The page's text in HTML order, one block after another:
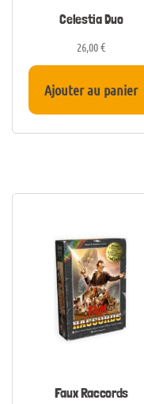
Celestia Duo
26,00€
Ajouter au panier
Faux Raccords